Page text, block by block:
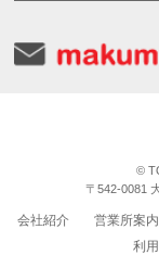
©
〒542-0081
会社紹介 営業所案内
利